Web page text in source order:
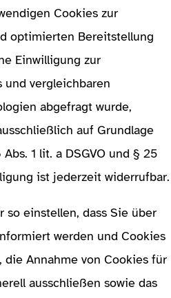
Cookies zur
optimierten Bereitstellung
Einwilligung zur
und vergleichbaren
abgefragt wurde,
auf Grundlage
1 lit. a DSGVO und § 25
ist jederzeit widerrufbar.
so einstellen, dass Sie über
werden und Cookies
die Annahme von Cookies für
ausschließen sowie das